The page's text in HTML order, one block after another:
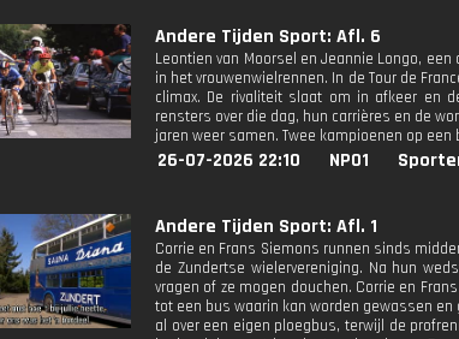
Andere Tijden Sport: Afl. 6
Leontien van Moorsel en Jeannie Longo,
in het vrouwenwielrennen. In de Tour de
climax. De rivaliteit slaat om in afkeer en
rensters over die dag, hun carrières en de
jaren weer samen. Twee kampioenen op een
26-07-2026 22:10 NPO1
Andere Tijden Sport: Afl. 1
Corrie en Frans Siemons runnen sinds
de Zundertse wielervereniging. Na hun
vragen of ze mogen douchen. Corrie en
tot een bus waarin kan worden gewassen en
al over een eigen ploegbus, terwijl de